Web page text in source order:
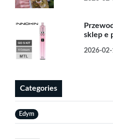
sklep e
2026-
Categories
Edym